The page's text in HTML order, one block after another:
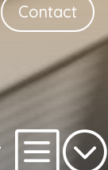
Contact